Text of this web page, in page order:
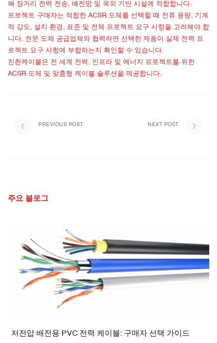
해 장거리 전력 전송, 배전망 및 옥외 기반 시설에 적합합니다.
프로젝트 구매자는 적합한 ACSR 도체를 선택할 때 전류 용량, 기계
적 강도, 설치 환경, 표준 및 전체 프로젝트 요구 사항을 고려해야 합
니다. 전문 도체 공급업체와 협력하면 선택한 제품이 실제 전력 프
로젝트 요구 사항에 부합하는지 확인할 수 있습니다.
진촨케이블은 전 세계 전력, 인프라 및 에너지 프로젝트를 위한
ACSR 도체 및 맞춤형 케이블 솔루션을 제공합니다.
PREVIOUS POST NEXT POST
주요 블로그
저전압 배전용 PVC 전력 케이블: 구매자 선택 가이드